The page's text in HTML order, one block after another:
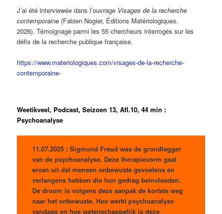
J’ai été interviewée dans l’ouvrage Visages de la recherche
contemporaine (Fabien Nogier, Éditions Matériologiques,
2026).Témoignage parmi les 55 chercheurs interrogés sur les
défis de la recherche publique française.
https://www.materiologiques.com/visages-de-la-recherche-
contemporaine-
Weetikveel, Podcast, Seizoen 13, Afl.10, 44 min :
Psychoanalyse
11.07.2025 : Sigmund Freud was de grondlegger
van de psychoanalyse. Deze therapievorm gaat
ervan uit dat mensen onbewuste gevoelens en
verlangens hebben die hun gedrag beïnvloeden.
De droom is volgens deze aanpak de kortste weg
naar het onbewuste. Hoe werkt psychoanalyse
vandaag en hoe wetenschappelijk is deze